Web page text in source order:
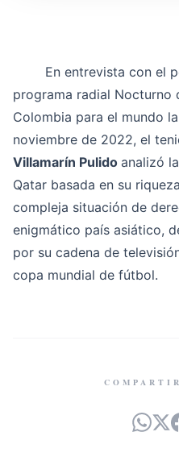
En entrevista con el
programa radial Nocturno
Colombia para el mundo
noviembre de 2022, el
Villamarín Pulido analizó
Qatar basada en su
compleja situación de
enigmático país asiático,
por su cadena de
copa mundial de fútbol.